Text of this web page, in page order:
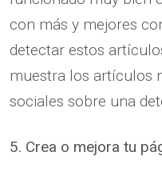
con más y mejores
detectar estos
muestra los artículos
sociales sobre una
5. Crea o mejora tu